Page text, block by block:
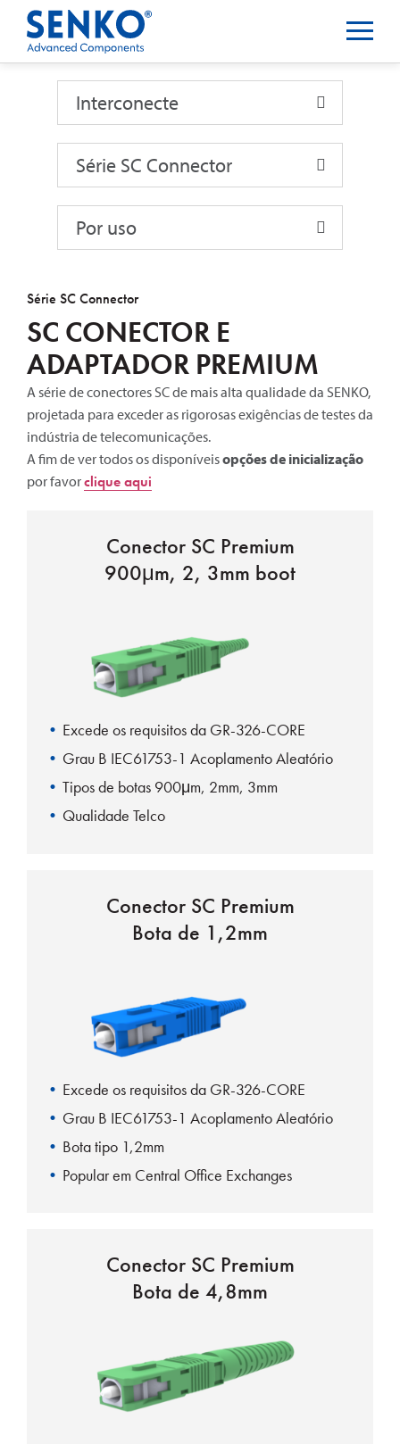
Interconecte
Interconecte
Série SC Connector
Por uso
Série SC Connector
SC CONECTOR E
ADAPTADOR PREMIUM
A série de conectores SC de mais alta qualidade da SENKO,
projetada para exceder as rigorosas exigências de testes da
indústria de telecomunicações.
A fim de ver todos os disponíveisopções de inicialização
por favorclique aqui
Conector SC Premium
900μm, 2, 3mm boot
Excede os requisitos da GR-326-CORE
Grau B IEC61753-1 Acoplamento Aleatório
Tipos de botas 900μm, 2mm, 3mm
Qualidade Telco
Conector SC Premium
Bota de 1,2mm
Excede os requisitos da GR-326-CORE
Grau B IEC61753-1 Acoplamento Aleatório
Bota tipo 1,2mm
Popular em Central Office Exchanges
Conector SC Premium
Bota de 4,8mm